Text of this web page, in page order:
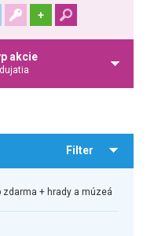
+
akcie
Filter
zdarma + hrady a múzeá